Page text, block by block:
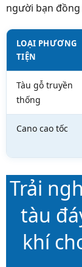
người bạn
LOẠI PHƯƠNG
TIỆN
Tàu gỗ truyền
thống
Cano cao tốc
Trải
tàu
khí